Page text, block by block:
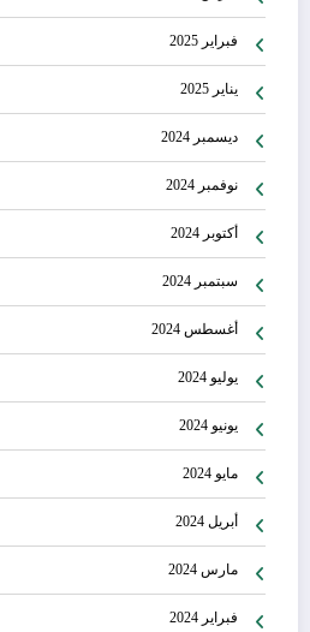
فبراير 2025
يناير 2025
ديسمبر 2024
نوفمبر 2024
أكتوبر 2024
سبتمبر 2024
أغسطس 2024
يوليو 2024
يونيو 2024
مايو 2024
أبريل 2024
مارس 2024
فبراير 2024